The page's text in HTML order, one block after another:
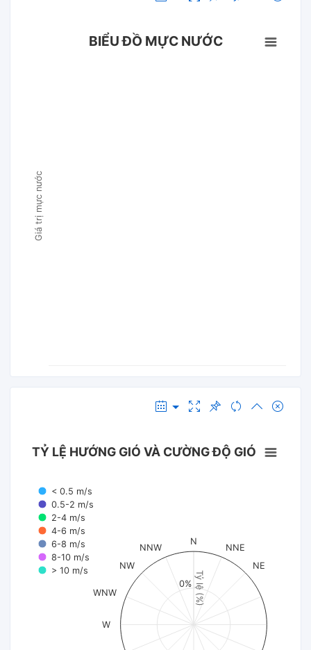
Giá trị mực nước
BIỂU ĐỒ MỰC NƯỚC
Tỷ lệ (%)
TỶ LỆ HƯỚNG GIÓ VÀ CƯỜNG ĐỘ GIÓ
< 0.5 m/s
0.5-2 m/s
2-4 m/s
4-6 m/s
6-8 m/s
8-10 m/s
> 10 m/s
N
NNE
NE
W
WNW
NW
NNW
0%